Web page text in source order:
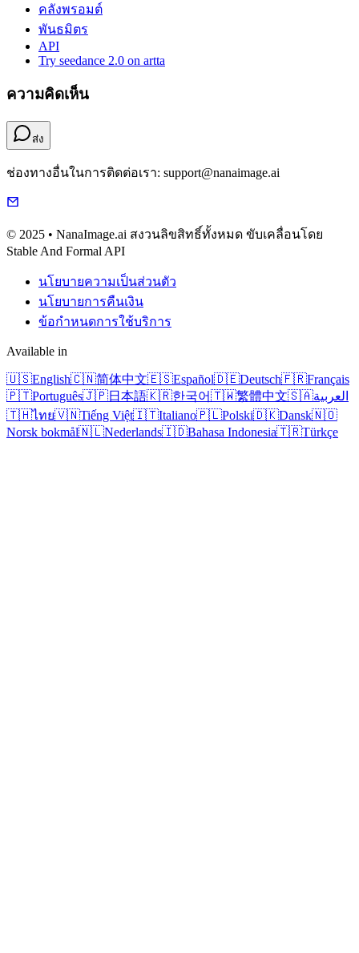
คลังพรอมต์
พันธมิตร
API
Try seedance 2.0 on artta
ความคิดเห็น
ส่ง
ช่องทางอื่นในการติดต่อเรา: support@nanaimage.ai
© 2025 • NanaImage.ai สงวนลิขสิทธิ์ทั้งหมด ขับเคลื่อนโดย
Stable And Formal API
นโยบายความเป็นส่วนตัว
นโยบายการคืนเงิน
ข้อกำหนดการใช้บริการ
Available in
🇺🇸English🇨🇳简体中文🇪🇸Español🇩🇪Deutsch🇫🇷Français
🇵🇹Português🇯🇵日本語🇰🇷한국어🇹🇼繁體中文🇸🇦العربية
🇹🇭ไทย🇻🇳Tiếng Việt🇮🇹Italiano🇵🇱Polski🇩🇰Dansk🇳🇴
Norsk bokmål🇳🇱Nederlands🇮🇩Bahasa Indonesia🇹🇷Türkçe